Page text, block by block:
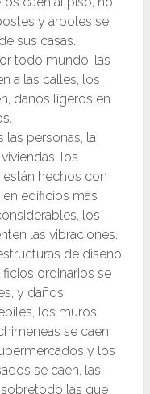
y árboles se
sus casas.
todo mundo, las
a las calles, los
daños ligeros en
personas, la
los
hechos con
edificios más
los
las vibraciones.
de diseño
ordinarios se
y daños
los muros
se caen,
y los
se caen, las
las que